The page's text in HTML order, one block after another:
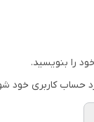
را بنویسید.
حساب کاربری خود